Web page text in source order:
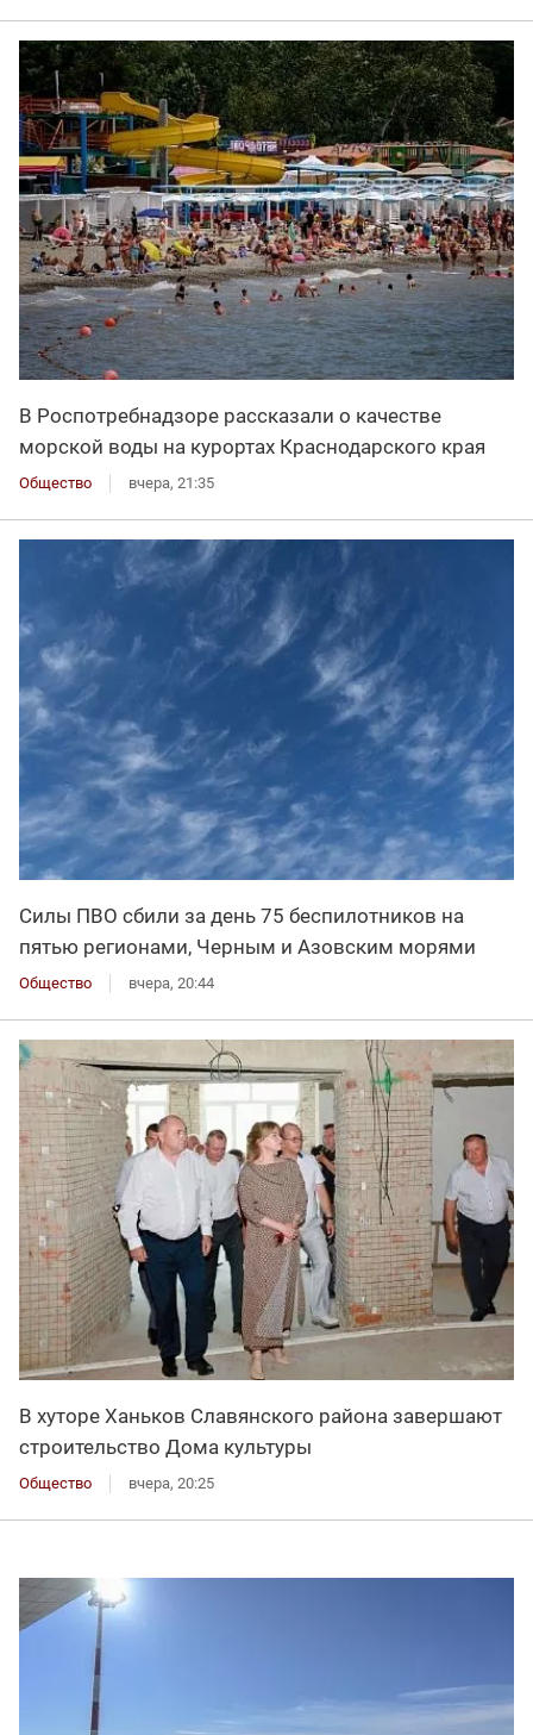
В Роспотребнадзоре рассказали о качестве
морской воды на курортах Краснодарского края
Общество вчера, 21:35
Силы ПВО сбили за день 75 беспилотников на
пятью регионами, Черным и Азовским морями
Общество вчера, 20:44
В хуторе Ханьков Славянского района завершают
строительство Дома культуры
Общество вчера, 20:25